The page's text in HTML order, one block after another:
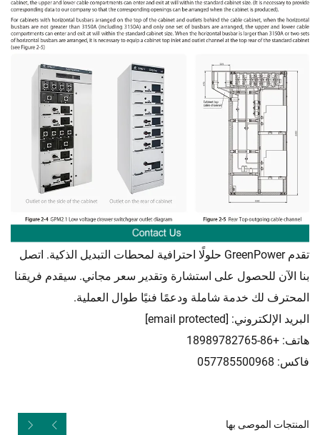
تقدم GreenPower حلولًا احترافية لمحطات التبديل الذكية. اتصل
بنا الآن للحصول على استشارة وتقدير سعر مجاني. سيقدم فريقنا
المحترف لك خدمة شاملة ودعمًا فنيًا طوال العملية.
البريد الإلكتروني: [email protected]
هاتف: +86-18989782765
فاكس: 057785500968
المنتجات الموصى بها